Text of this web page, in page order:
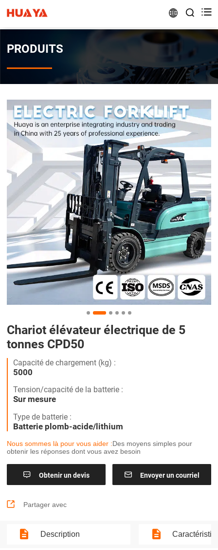
 
PRODUITS
Chariot élévateur électrique de 5
tonnes CPD50
Capacité de chargement (kg) :
5000
Tension/capacité de la batterie :
Sur mesure
Type de batterie :
Batterie plomb-acide/lithium
Nous sommes là pour vous aider :Des moyens simples pour
obtenir les réponses dont vous avez besoin
 Obtenir un devis  Envoyer un courriel
 Partager avec
Description